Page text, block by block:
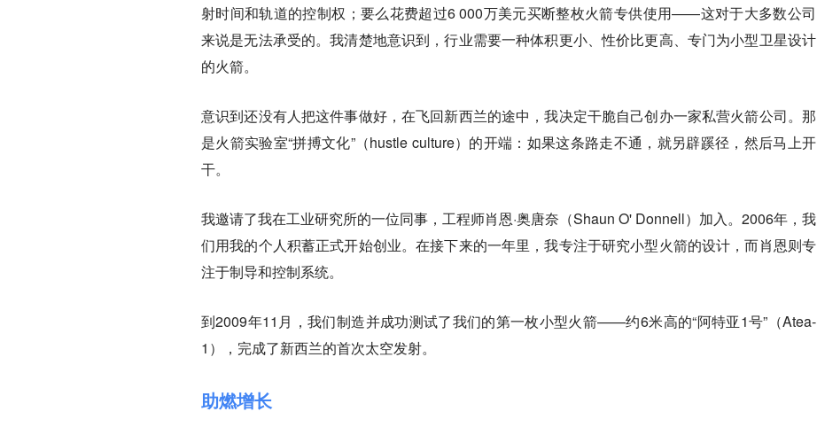
射时间和轨道的控制权；要么花费超过6 000万美元买断整枚火箭专供使用——这对于大多数公司
来说是无法承受的。我清楚地意识到，行业需要一种体积更小、性价比更高、专门为小型卫星设计
的火箭。
意识到还没有人把这件事做好，在飞回新西兰的途中，我决定干脆自己创办一家私营火箭公司。那
是火箭实验室“拼搏文化”（hustle culture）的开端：如果这条路走不通，就另辟蹊径，然后马上开
干。
我邀请了我在工业研究所的一位同事，工程师肖恩·奥唐奈（Shaun O' Donnell）加入。2006年，我
们用我的个人积蓄正式开始创业。在接下来的一年里，我专注于研究小型火箭的设计，而肖恩则专
注于制导和控制系统。
到2009年11月，我们制造并成功测试了我们的第一枚小型火箭——约6米高的“阿特亚1号”（Atea-
1），完成了新西兰的首次太空发射。
助燃增长